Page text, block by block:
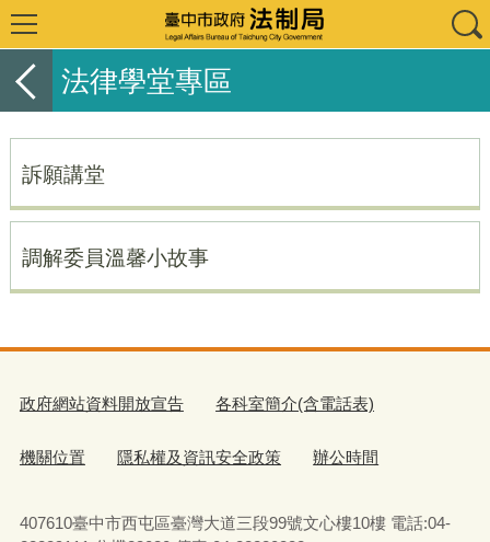
法律學堂專區
訴願講堂
調解委員溫馨小故事
政府網站資料開放宣告 各科室簡介(含電話表)
機關位置 隱私權及資訊安全政策 辦公時間
407610臺中市西屯區臺灣大道三段99號文心樓10樓 電話:04-